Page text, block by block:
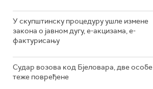
У скупштинску процедуру ушле измене
закона о јавном дугу, е-акцизама, е-
фактурисању
Судар возова код Бјеловара, две особе
теже повређене